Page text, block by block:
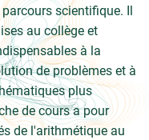
scientifique. Il
au collège et
à la
de problèmes et à
plus
de cours a pour
de l'arithmétique au